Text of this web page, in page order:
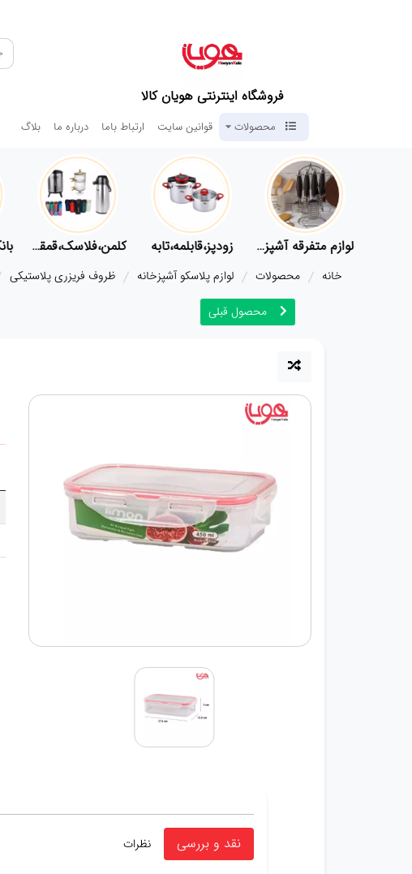
فروشگاه اینترنتی هویان کالا
محصولات قوانین سایت ارتباط باما درباره ما بلاگ
لوازم متفرقه آشپزخانه زودپز،قابلمه،تابه کلمن،فلاسک،قمقمه
خانه محصولات لوازم پلاسکو آشپزخانه ظروف فریزری پلاستیکی
محصول قبلی
نقد و بررسی نظرات